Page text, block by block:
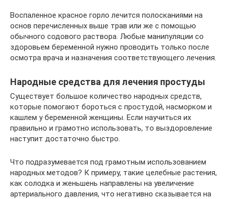
Воспаленное красное горло лечится полосканиями на
основ перечисленных выше трав или же с помощью
обычного содового раствора. Любые манипуляции со
здоровьем беременной нужно проводить только после
осмотра врача и назначения соответствующего лечения.
Народные средства для лечения простуды
Существует большое количество народных средств,
которые помогают бороться с простудой, насморком и
кашлем у беременной женщины. Если научиться их
правильно и грамотно использовать, то выздоровление
наступит достаточно быстро.
Что подразумевается под грамотным использованием
народных методов? К примеру, такие целебные растения,
как солодка и женьшень направлены на увеличение
артериального давления, что негативно сказывается на